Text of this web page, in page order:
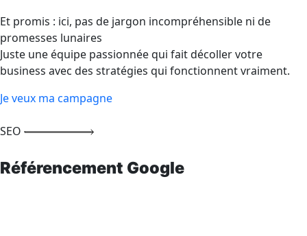
Et promis : ici, pas de jargon incompréhensible ni de
promesses lunaires
Juste une équipe passionnée qui fait décoller votre
business avec des stratégies qui fonctionnent vraiment.
Je veux ma campagne
SEO
Référencement Google